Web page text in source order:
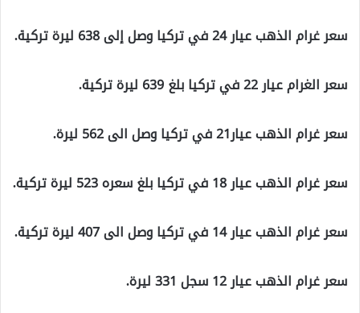
سعر غرام الذهب عيار 24 في تركيا وصل إلى 638 ليرة تركية.
سعر الغرام عيار 22 في تركيا بلغ 639 ليرة تركية.
سعر غرام الذهب عيار21 في تركيا وصل الى 562 ليرة.
سعر غرام الذهب عيار 18 في تركيا بلغ سعره 523 ليرة تركية.
سعر غرام الذهب عيار 14 في تركيا وصل الى 407 ليرة تركية.
سعر غرام الذهب عيار 12 سجل 331 ليرة.